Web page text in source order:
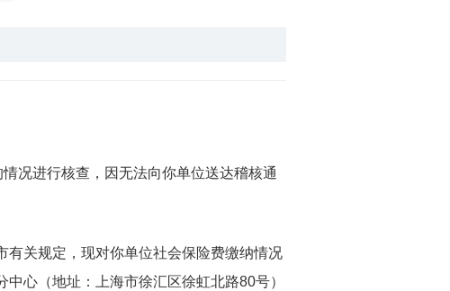
况进行核查，因无法向你单位送达稽核通
关规定，现对你单位社会保险费缴纳情况
心（地址：上海市徐汇区徐虹北路80号）